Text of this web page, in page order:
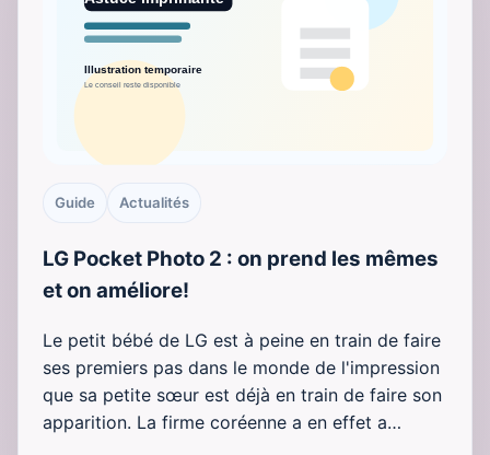
Guide Actualités
LG Pocket Photo 2 : on prend les mêmes
et on améliore!
Le petit bébé de LG est à peine en train de faire
ses premiers pas dans le monde de l'impression
que sa petite sœur est déjà en train de faire son
apparition. La firme coréenne a en effet a…